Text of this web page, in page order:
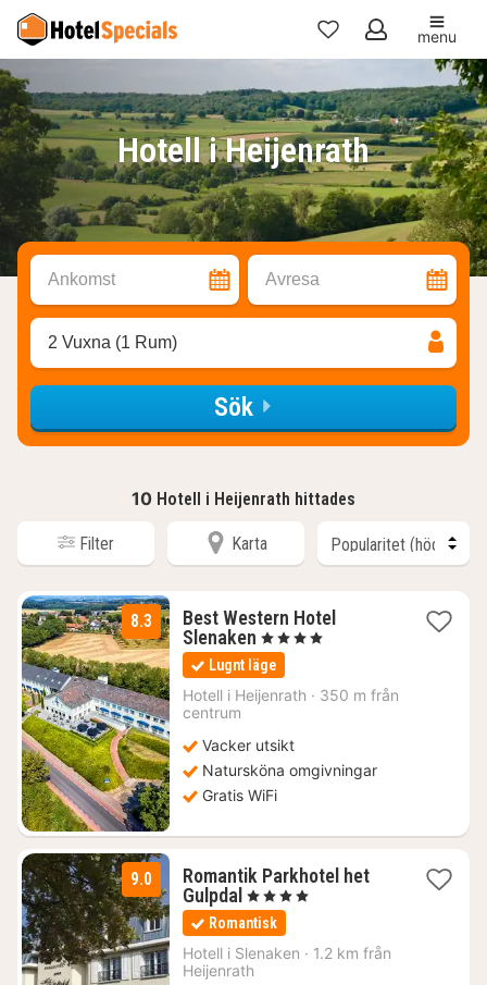
Mina
favoriter
menu
Hotell i Heijenrath
Ankomst Avresa
2 Vuxna (1 Rum)
Sök
10 Hotell i Heijenrath hittades
Filter Karta
8.3
Best Western Hotel
Slenaken 1
natt
från
1678
, 4 Stjärnor
Lugnt läge
Hotell i Heijenrath · 350 m från
centrum
Vacker utsikt
Natursköna omgivningar
Gratis WiFi
9.0
Romantik Parkhotel het
Gulpdal 3
nätter
för
2517
kr.
, 4 Stjärnor
Romantisk
Hotell i Slenaken · 1.2 km från
Heijenrath